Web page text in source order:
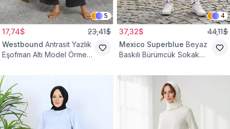
5
17,74$ 23,41$
Westbound Antrasit Yazlık
Eşofman Altı Model Örme
4
37,32$ 44,11$
Mexico Superblue Beyaz
Baskılı Bürümcük Sokak